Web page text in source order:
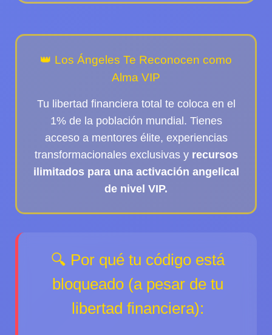
👑 Los Ángeles Te Reconocen como
Alma VIP
Tu libertad financiera total te coloca en el
1% de la población mundial. Tienes
acceso a mentores élite, experiencias
transformacionales exclusivas y recursos
ilimitados para una activación angelical
de nivel VIP.
🔍 Por qué tu código está
bloqueado (a pesar de tu
libertad financiera):